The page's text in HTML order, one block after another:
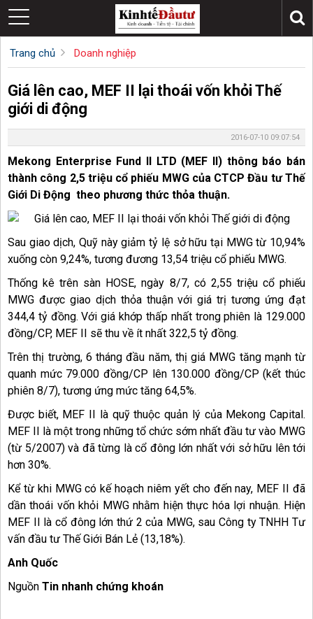
Trang chủ Doanh nghiệp
Giá lên cao, MEF II lại thoái vốn khỏi Thế
giới di động
2016-07-10 09:07:54
Mekong Enterprise Fund II LTD (MEF II) thông báo bán
thành công 2,5 triệu cổ phiếu MWG của CTCP Đầu tư Thế
Giới Di Động theo phương thức thỏa thuận.
Sau giao dịch, Quỹ này giảm tỷ lệ sở hữu tại MWG từ 10,94%
xuống còn 9,24%, tương đương 13,54 triệu cổ phiếu MWG.
Thống kê trên sàn HOSE, ngày 8/7, có 2,55 triệu cổ phiếu
MWG được giao dịch thỏa thuận với giá trị tương ứng đạt
344,4 tỷ đồng. Với giá khớp thấp nhất trong phiên là 129.000
đồng/CP, MEF II sẽ thu về ít nhất 322,5 tỷ đồng.
Trên thị trường, 6 tháng đầu năm, thị giá MWG tăng mạnh từ
quanh mức 79.000 đồng/CP lên 130.000 đồng/CP (kết thúc
phiên 8/7), tương ứng mức tăng 64,5%.
Được biết, MEF II là quỹ thuộc quản lý của Mekong Capital.
MEF II là một trong những tổ chức sớm nhất đầu tư vào MWG
(từ 5/2007) và đã từng là cổ đông lớn nhất với sở hữu lên tới
hơn 30%.
Kể từ khi MWG có kế hoạch niêm yết cho đến nay, MEF II đã
dần thoái vốn khỏi MWG nhằm hiện thực hóa lợi nhuận. Hiện
MEF II là cổ đông lớn thứ 2 của MWG, sau Công ty TNHH Tư
vấn đầu tư Thế Giới Bán Lẻ (13,18%).
Anh Quốc
Nguồn Tin nhanh chứng khoán